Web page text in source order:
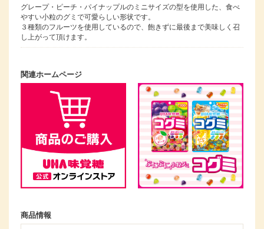
グレープ・ピーチ・パイナップルのミニサイズの型を使用した、食べ
やすい小粒のグミで可愛らしい形状です。
３種類のフルーツを使用しているので、飽きずに最後まで美味しく召
し上がって頂けます。
関連ホームページ
商品情報